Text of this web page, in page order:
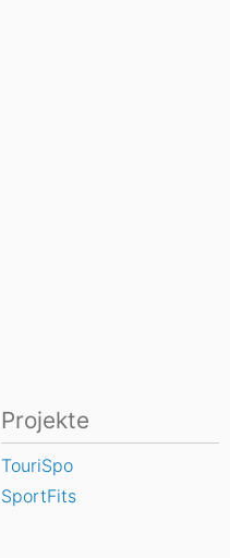
Projekte
TouriSpo
SportFits